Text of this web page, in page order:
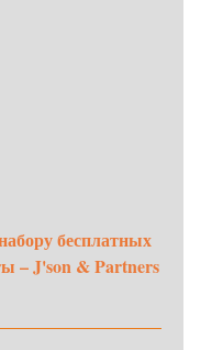
бесплатных
– J'son & Partners